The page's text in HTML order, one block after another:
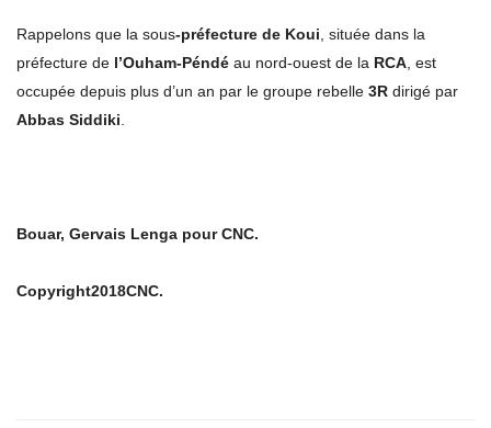
Rappelons que la sous-préfecture de Koui, située dans la
préfecture de l’Ouham-Péndé au nord-ouest de la RCA, est
occupée depuis plus d’un an par le groupe rebelle 3R dirigé par
Abbas Siddiki.
Bouar, Gervais Lenga pour CNC.
Copyright2018CNC.